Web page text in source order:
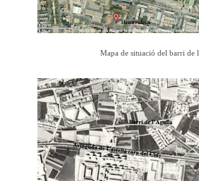
Mapa de situació del barri de